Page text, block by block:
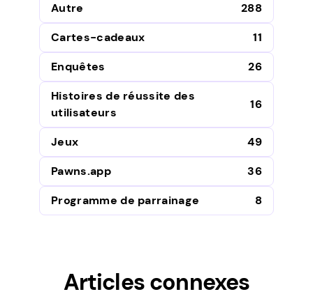
Autre
288
Cartes-cadeaux
11
Enquêtes
26
Histoires de réussite des
utilisateurs
16
Jeux
49
Pawns.app
36
Programme de parrainage
8
Articles connexes